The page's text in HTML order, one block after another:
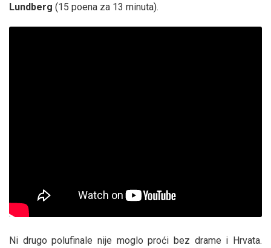
Lundberg (15 poena za 13 minuta).
Ni drugo polufinale nije moglo proći bez drame i Hrvata.